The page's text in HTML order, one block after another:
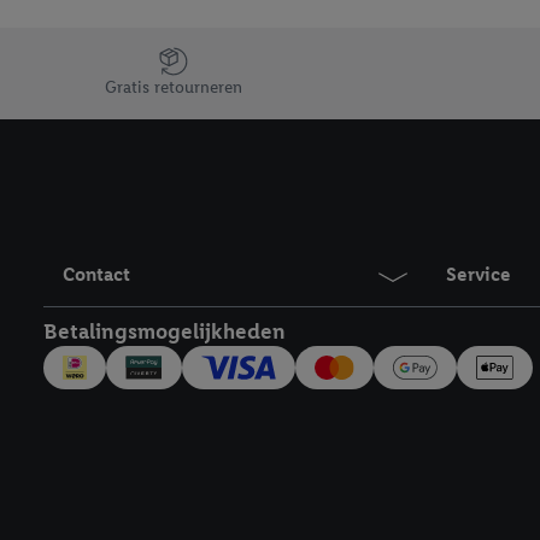
Jouw voordelen bij ons als Lidl webshop klant
Gratis retourneren
Contact Service
Betalingsmogelijkheden